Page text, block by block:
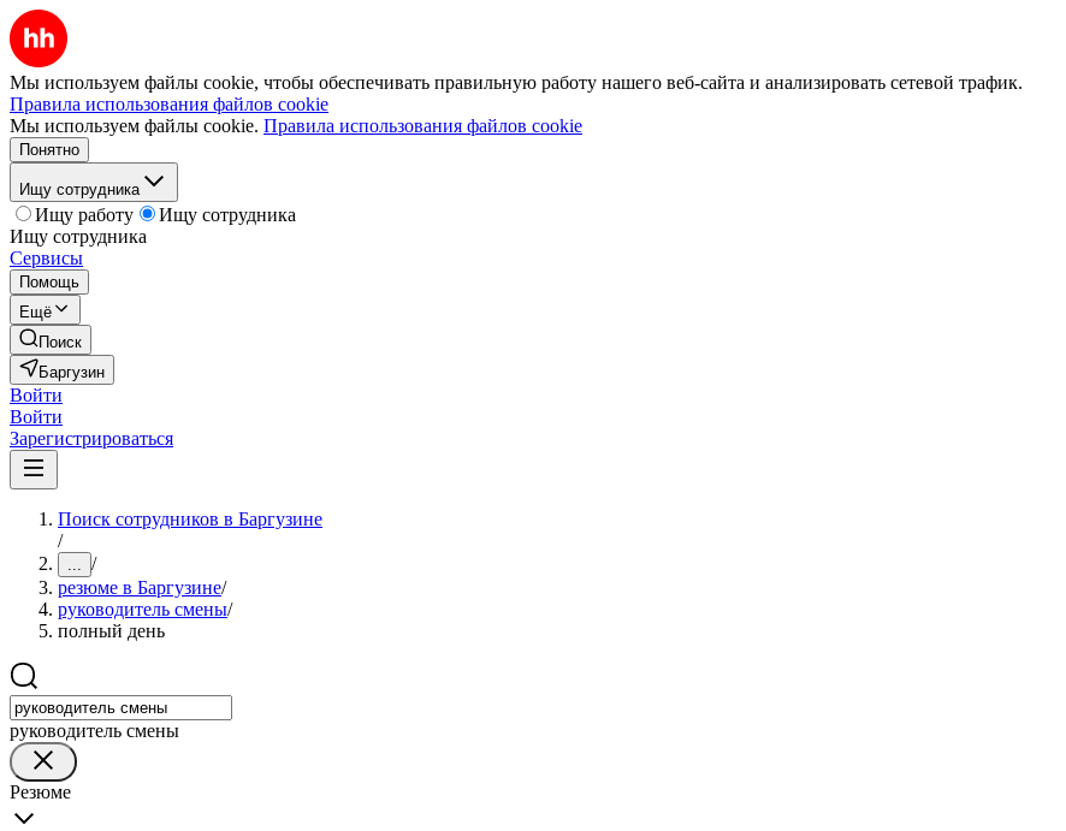
Мы используем файлы cookie, чтобы обеспечивать правильную работу нашего веб-сайта и анализировать сетевой трафик.
Правила использования файлов cookie
Мы используем файлы cookie. Правила использования файлов cookie
Понятно
Ищу сотрудника
Ищу работу
Ищу сотрудника
Ищу сотрудника
Сервисы
Помощь
Ещё
Поиск
Баргузин
Войти
Войти
Зарегистрироваться
Поиск сотрудников в Баргузине
/
... /
резюме в Баргузине/
руководитель смены/
полный день
руководитель смены
Резюме